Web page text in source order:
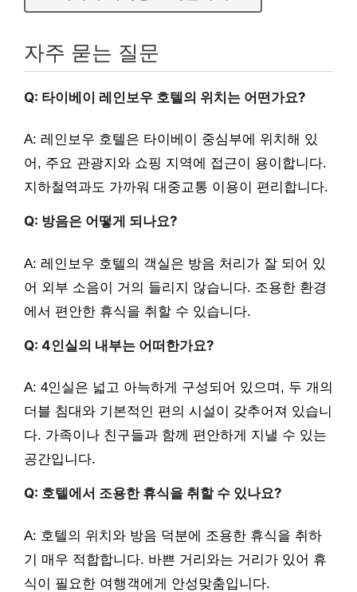
자주 묻는 질문
Q: 타이베이 레인보우 호텔의 위치는 어떤가요?
A: 레인보우 호텔은 타이베이 중심부에 위치해 있
어, 주요 관광지와 쇼핑 지역에 접근이 용이합니다.
지하철역과도 가까워 대중교통 이용이 편리합니다.
Q: 방음은 어떻게 되나요?
A: 레인보우 호텔의 객실은 방음 처리가 잘 되어 있
어 외부 소음이 거의 들리지 않습니다. 조용한 환경
에서 편안한 휴식을 취할 수 있습니다.
Q: 4인실의 내부는 어떠한가요?
A: 4인실은 넓고 아늑하게 구성되어 있으며, 두 개의
더블 침대와 기본적인 편의 시설이 갖추어져 있습니
다. 가족이나 친구들과 함께 편안하게 지낼 수 있는
공간입니다.
Q: 호텔에서 조용한 휴식을 취할 수 있나요?
A: 호텔의 위치와 방음 덕분에 조용한 휴식을 취하
기 매우 적합합니다. 바쁜 거리와는 거리가 있어 휴
식이 필요한 여행객에게 안성맞춤입니다.